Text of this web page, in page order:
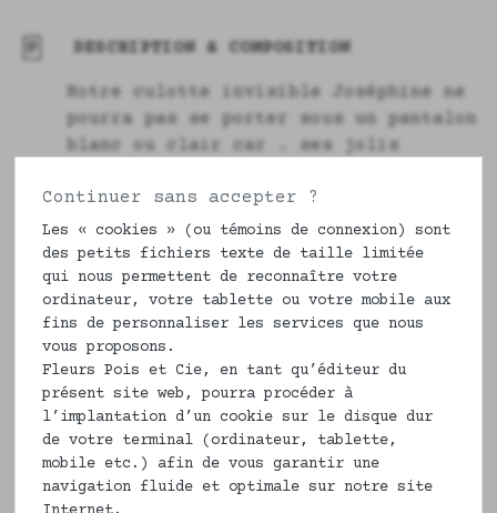
DESCRIPTION & COMPOSITION
Notre culotte invisible Joséphine ne
pourra pas se porter sous un pantalon
blanc ou clair car . ses jolis
blanc se verront. Cependant portée
sur les hanches comme un tanga ce
très jolisous-vêtement invisible
Joséphine apportera élégance et
raffinement à votre parure de
lingerie.
En 100% coton bio, nos culottes
femmes invisibles le sont vraiment
sous un vêtement même très ajusté.
Du 34 au 52, il faut avoir des fesses
pour la porter. Fabriquée en France
Continuer sans accepter ?
Les « cookies » (ou témoins de connexion) sont
des petits fichiers texte de taille limitée
qui nous permettent de reconnaître votre
ordinateur, votre tablette ou votre mobile aux
fins de personnaliser les services que nous
vous proposons.
Fleurs Pois et Cie, en tant qu’éditeur du
présent site web, pourra procéder à
l’implantation d’un cookie sur le disque dur
de votre terminal (ordinateur, tablette,
mobile etc.) afin de vous garantir une
navigation fluide et optimale sur notre site